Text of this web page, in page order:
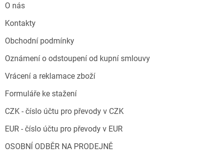
O nás
Kontakty
Obchodní podmínky
Oznámení o odstoupení od kupní smlouvy
Vrácení a reklamace zboží
Formuláře ke stažení
CZK - číslo účtu pro převody v CZK
EUR - číslo účtu pro převody v EUR
OSOBNÍ ODBĚR NA PRODEJNĚ